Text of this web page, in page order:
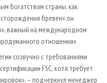
богатствам страны, как
бревен» он
важный на международном
отношения».
созвучно с требованиями
FSC, хотя требует
– подчеркнул менеджер